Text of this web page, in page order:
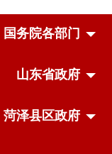
国务院各部门
山东省政府
菏泽县区政府